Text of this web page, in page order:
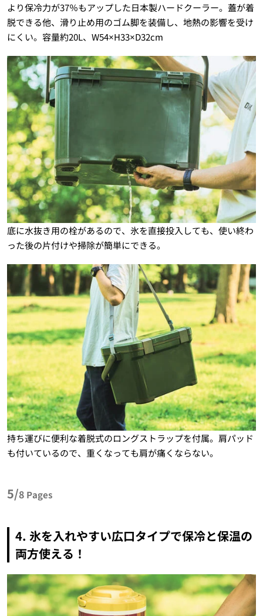
より保冷力が37％もアップした日本製ハードクーラー。蓋が着
脱できる他、滑り止め用のゴム脚を装備し、地熱の影響を受け
にくい。容量約20L、W54×H33×D32cm
底に水抜き用の栓があるので、氷を直接投入しても、使い終わ
った後の片付けや掃除が簡単にできる。
持ち運びに便利な着脱式のロングストラップを付属。肩パッド
も付いているので、重くなっても肩が痛くならない。
5/8 Pages
4. 氷を入れやすい広口タイプで保冷と保温の
両方使える！